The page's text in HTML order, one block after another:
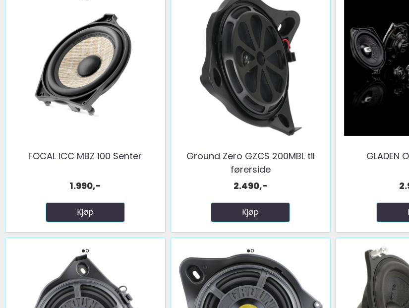
FOCAL ICC MBZ 100 Senter
1.990,-
Kjøp
Ground Zero GZCS 200MBL til
førerside
2.490,-
Kjøp
GLADEN